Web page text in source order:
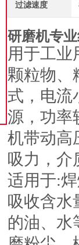
过滤速度
研磨机专
用于工业
颗粒物、
式，电流
源，功率
机带动高
吸力，介
适用于:
吸收含水
的油、水